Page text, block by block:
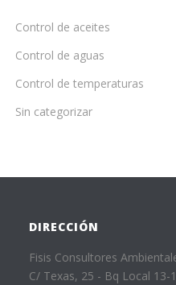
Control de aceites
Control de aguas
Control de temperaturas
Sin categorizar
DIRECCIÓN
Fisis Consultores
C/ Texas, 25 - Bq Local 13-1